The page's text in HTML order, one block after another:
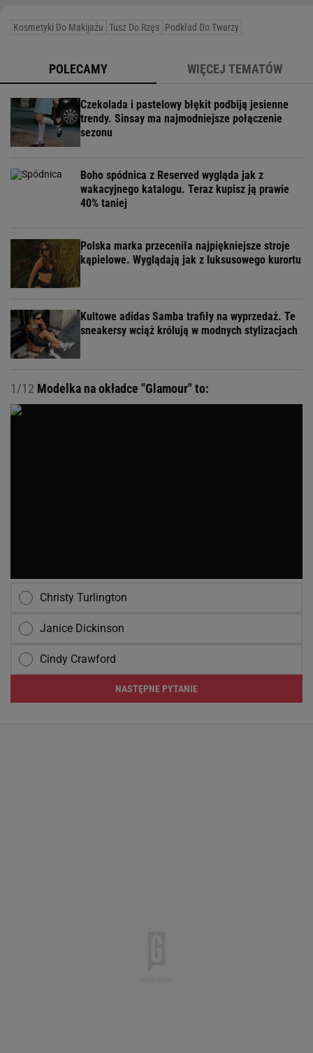
Kosmetyki Do Makijażu Tusz Do Rzęs Podkład Do Twarzy
POLECAMY WIĘCEJ TEMATÓW
Czekolada i pastelowy błękit podbiją jesienne
trendy. Sinsay ma najmodniejsze połączenie
sezonu
Boho spódnica z Reserved wygląda jak z
wakacyjnego katalogu. Teraz kupisz ją prawie
40% taniej
Polska marka przeceniła najpiękniejsze stroje
kąpielowe. Wyglądają jak z luksusowego kurortu
Kultowe adidas Samba trafiły na wyprzedaż. Te
sneakersy wciąż królują w modnych stylizacjach
1/12 Modelka na okładce "Glamour" to:
Christy Turlington
Janice Dickinson
Cindy Crawford
NASTĘPNE PYTANIE